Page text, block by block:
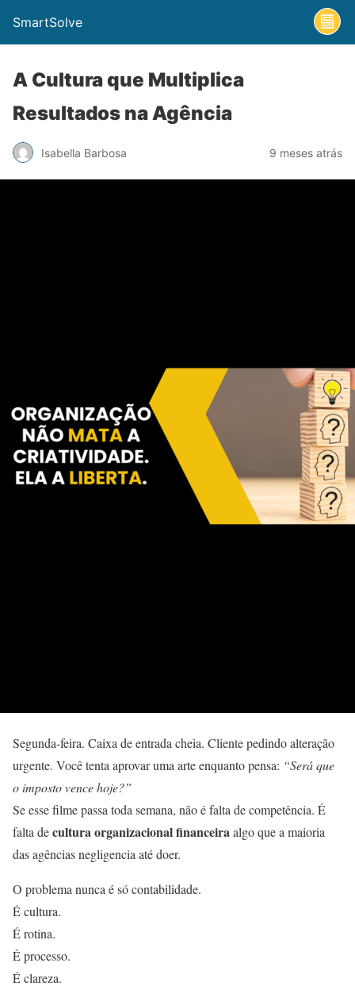
SmartSolve
A Cultura que Multiplica
Resultados na Agência
Isabella Barbosa 9 meses atrás
Segunda-feira. Caixa de entrada cheia. Cliente pedindo alteração
urgente. Você tenta aprovar uma arte enquanto pensa: “Será que
o imposto vence hoje?”
Se esse filme passa toda semana, não é falta de competência. É
falta decultura organizacional financeiraalgo que a maioria
das agências negligencia até doer.
O problema nunca é só contabilidade.
É cultura.
É rotina.
É processo.
É clareza.